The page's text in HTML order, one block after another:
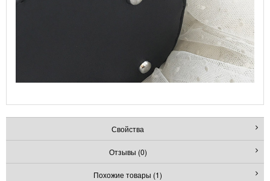
Свойства
Отзывы (0)
Похожие товары (1)